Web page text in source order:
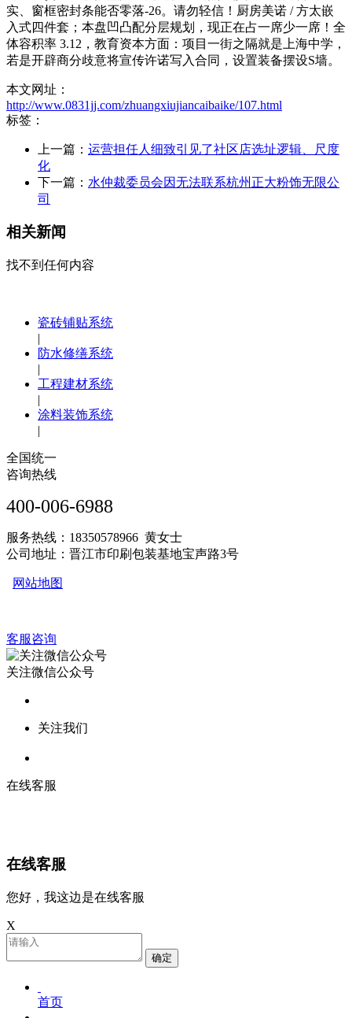
本文网址：
http://www.0831jj.com/zhuangxiujiancaibaike/107.html
标签：
上一篇： 运营担任人细致引见了社区店选址逻辑、尺度
化
下一篇： 水仲裁委员会因无法联系杭州正大粉饰无限公
司
相关新闻
找不到任何内容
瓷砖铺贴系统
|
防水修缮系统
|
工程建材系统
|
涂料装饰系统
|
全国统一
咨询热线
400-006-6988
服务热线：18350578966 黄女士
公司地址：晋江市印刷包装基地宝声路3号
网站地图
客服咨询
关注微信公众号
关注我们
在线客服
在线客服
您好，我这边是在线客服
X
确定
首页